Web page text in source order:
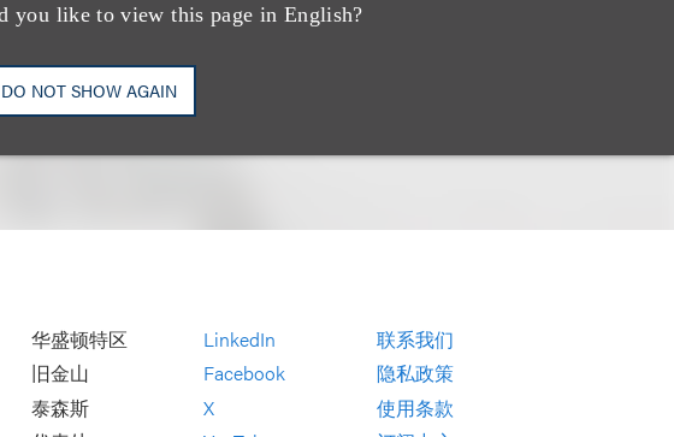
you like to view this page in English?
DO NOT SHOW AGAIN
华盛顿特区
旧金山
泰森斯
LinkedIn
Facebook
X
联系我们
隐私政策
使用条款